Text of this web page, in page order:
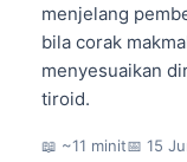
menjelang
bila corak
menyesuaikan
tiroid.
📖 ~11 minit📅 15